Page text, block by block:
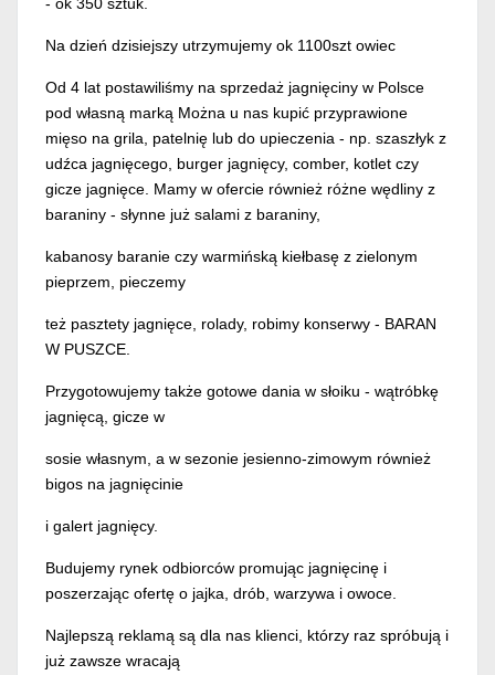
Na dzień dzisiejszy utrzymujemy ok 1100szt owiec
Od 4 lat postawiliśmy na sprzedaż jagnięciny w Polsce
pod własną marką Można u nas kupić przyprawione
mięso na grila, patelnię lub do upieczenia - np. szaszłyk z
udźca jagnięcego, burger jagnięcy, comber, kotlet czy
gicze jagnięce. Mamy w ofercie również różne wędliny z
baraniny - słynne już salami z baraniny,
kabanosy baranie czy warmińską kiełbasę z zielonym
pieprzem, pieczemy
też pasztety jagnięce, rolady, robimy konserwy - BARAN
W PUSZCE.
Przygotowujemy także gotowe dania w słoiku - wątróbkę
jagnięcą, gicze w
sosie własnym, a w sezonie jesienno-zimowym również
bigos na jagnięcinie
i galert jagnięcy.
Budujemy rynek odbiorców promując jagnięcinę i
poszerzając ofertę o jajka, drób, warzywa i owoce.
Najlepszą reklamą są dla nas klienci, którzy raz spróbują i
już zawsze wracają